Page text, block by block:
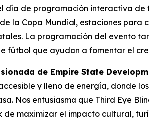
día de programación interactiva
la Copa Mundial, estaciones para
La programación del evento
fútbol que ayudan a fomentar el
de Empire State
y lleno de energía, donde
Nos entusiasma que Third Eye
maximizar el impacto cultural,